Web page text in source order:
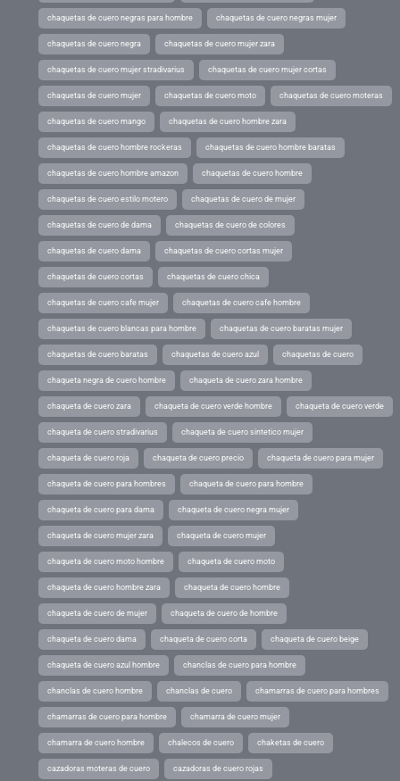
chaquetas de cuero negras para hombre chaquetas de cuero negras mujer
chaquetas de cuero negra chaquetas de cuero mujer zara
chaquetas de cuero mujer stradivarius chaquetas de cuero mujer cortas
chaquetas de cuero mujer chaquetas de cuero moto chaquetas de cuero moteras
chaquetas de cuero mango chaquetas de cuero hombre zara
chaquetas de cuero hombre rockeras chaquetas de cuero hombre baratas
chaquetas de cuero hombre amazon chaquetas de cuero hombre
chaquetas de cuero estilo motero chaquetas de cuero de mujer
chaquetas de cuero de dama chaquetas de cuero de colores
chaquetas de cuero dama chaquetas de cuero cortas mujer
chaquetas de cuero cortas chaquetas de cuero chica
chaquetas de cuero cafe mujer chaquetas de cuero cafe hombre
chaquetas de cuero blancas para hombre chaquetas de cuero baratas mujer
chaquetas de cuero baratas chaquetas de cuero azul chaquetas de cuero
chaqueta negra de cuero hombre chaqueta de cuero zara hombre
chaqueta de cuero zara chaqueta de cuero verde hombre chaqueta de cuero verde
chaqueta de cuero stradivarius chaqueta de cuero sintetico mujer
chaqueta de cuero roja chaqueta de cuero precio chaqueta de cuero para mujer
chaqueta de cuero para hombres chaqueta de cuero para hombre
chaqueta de cuero para dama chaqueta de cuero negra mujer
chaqueta de cuero mujer zara chaqueta de cuero mujer
chaqueta de cuero moto hombre chaqueta de cuero moto
chaqueta de cuero hombre zara chaqueta de cuero hombre
chaqueta de cuero de mujer chaqueta de cuero de hombre
chaqueta de cuero dama chaqueta de cuero corta chaqueta de cuero beige
chaqueta de cuero azul hombre chanclas de cuero para hombre
chanclas de cuero hombre chanclas de cuero chamarras de cuero para hombres
chamarras de cuero para hombre chamarra de cuero mujer
chamarra de cuero hombre chalecos de cuero chaketas de cuero
cazadoras moteras de cuero cazadoras de cuero rojas